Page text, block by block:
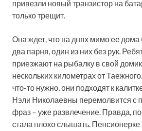
привезли новый транзистор на
только трещит.
Она ждет, что на днях мимо ее дома
два парня, один из них без рук.
приезжают на рыбалку в свой
нескольких километрах от
что-то нужно, они подходят к
Нэли Николаевны перемолвится с
фраз – уже развлечение. Правда,
стала плохо слышать. Пенсионерке